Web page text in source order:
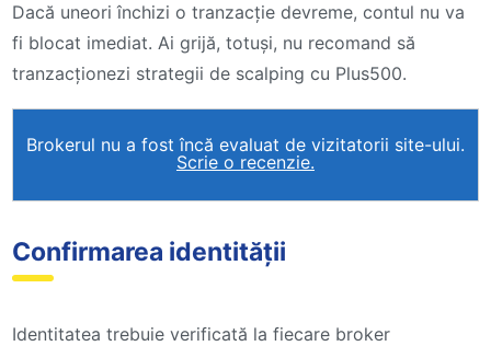
Dacă uneori închizi o tranzacție devreme, contul nu va
fi blocat imediat. Ai grijă, totuși, nu recomand să
tranzacționezi strategii de scalping cu Plus500.
Brokerul nu a fost încă evaluat de vizitatorii site-ului.
Scrie o recenzie.
Confirmarea identității
Identitatea trebuie verificată la fiecare broker